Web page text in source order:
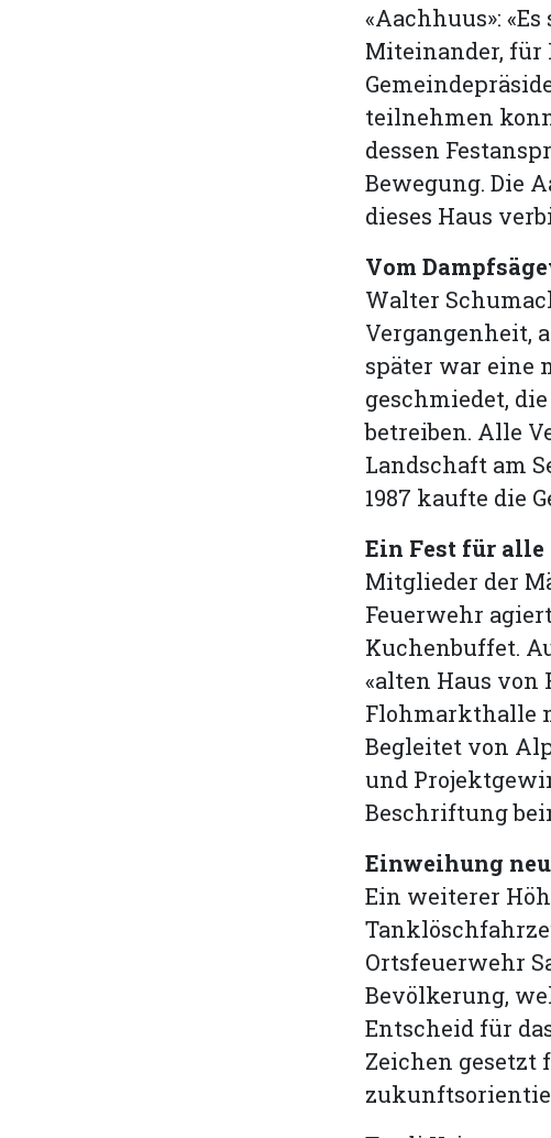
«Aachhuus»:
Miteinander, für
teilnehmen
dessen
Bewegung. Die
dieses Haus
Vom
Walter
Vergangenheit,
später war eine
geschmiedet,
betreiben. Alle
Landschaft am
1987 kaufte die
Ein Fest für alle
Mitglieder der
Feuerwehr
Kuchenbuffet.
«alten Haus von
Flohmarkthalle
Begleitet von
und
Beschriftung
Einweihung
Ein weiterer
Ortsfeuerwehr
Bevölkerung,
Entscheid für
Zeichen gesetzt